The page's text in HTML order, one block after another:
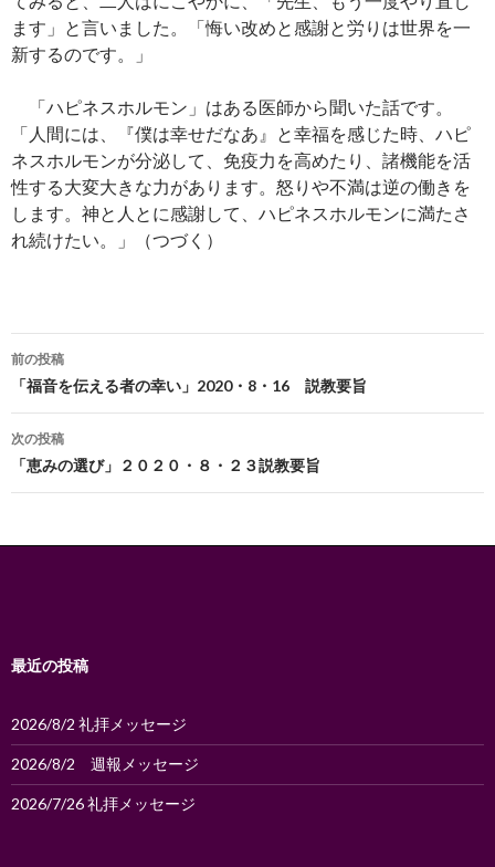
ます」と言いました。「悔い改めと感謝と労りは世界を一
新するのです。」
「ハピネスホルモン」はある医師から聞いた話です。
「人間には、『僕は幸せだなあ』と幸福を感じた時、ハピ
ネスホルモンが分泌して、免疫力を高めたり、諸機能を活
性する大変大きな力があります。怒りや不満は逆の働きを
します。神と人とに感謝して、ハピネスホルモンに満たさ
れ続けたい。」（つづく）
投
稿
ナ
ビ
ー
ン
前の投稿
「福音を伝える者の幸い」2020・8・16 説教要旨
次の投稿
「恵みの選び」２０２０・８・２３説教要旨
最近の投稿
2026/8/2 礼拝メッセージ
2026/8/2 週報メッセージ
2026/7/26 礼拝メッセージ